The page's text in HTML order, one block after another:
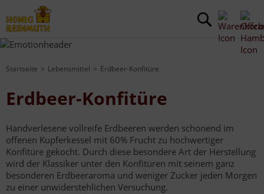
Startseite Lebensmittel Erdbeer-Konfitüre
Erdbeer-Konfitüre
Handverlesene vollreife Erdbeeren werden schonend im
offenen Kupferkessel mit 60% Frucht zu hochwertiger
Konfitüre gekocht. Durch diese besondere Art der Herstellung
wird der Klassiker unter den Konfitüren mit seinem ganz
besonderen Erdbeeraroma und weniger Zucker jeden Morgen
zu einer unwiderstehlichen Versuchung.